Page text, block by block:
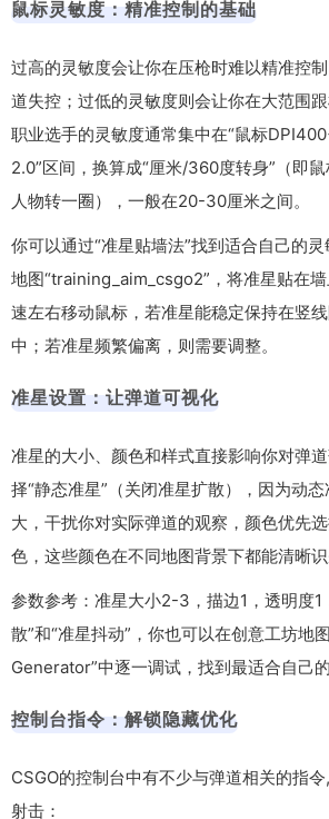
鼠标灵敏度：精准控制的基础
过高的灵敏度会让你在压枪时难以精准控
道失控；过低的灵敏度则会让你在大范围
职业选手的灵敏度通常集中在“鼠标
2.0”区间，换算成“厘米/360度转身”（即
人物转一圈），一般在20-30厘米之间。
你可以通过“准星贴墙法”找到适合自己的
地图“training_aim_csgo2”，将准星贴在
速左右移动鼠标，若准星能稳定保持在竖
中；若准星频繁偏离，则需要调整。
准星设置：让弹道可视化
准星的大小、颜色和样式直接影响你对弹
择“静态准星”（关闭准星扩散），因为动
大，干扰你对实际弹道的观察，颜色优先
色，这些颜色在不同地图背景下都能清晰识
参数参考：准星大小2-3，描边1，透明度1
散”和“准星抖动”，你也可以在创意工坊地
Generator”中逐一调试，找到最适合自己的
控制台指令：解锁隐藏优化
CSGO的控制台中有不少与弹道相关的指
射击：